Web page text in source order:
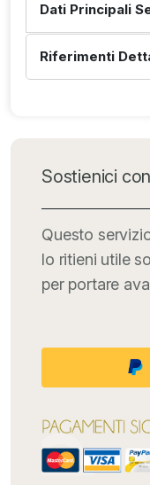
Dati Principali
Riferimenti
Sostienici
Questo
lo ritieni utile
per portare